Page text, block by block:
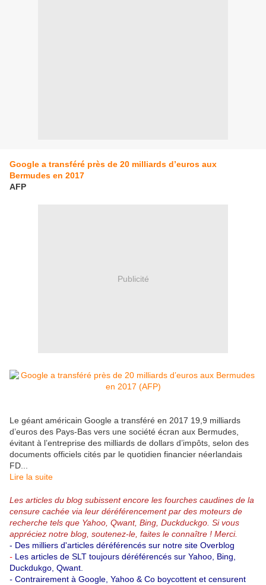
Google a transféré près de 20 milliards d’euros aux
Bermudes en 2017
AFP
Publicité
Le géant américain Google a transféré en 2017 19,9 milliards
d’euros des Pays-Bas vers une société écran aux Bermudes,
évitant à l’entreprise des milliards de dollars d’impôts, selon des
documents officiels cités par le quotidien financier néerlandais
FD...
Lire la suite
Les articles du blog subissent encore les fourches caudines de la
censure cachée via leur déréférencement par des moteurs de
recherche tels que Yahoo, Qwant, Bing, Duckduckgo. Si vous
appréciez notre blog, soutenez-le, faites le connaître ! Merci.
- Des milliers d'articles déréférencés sur notre site Overblog
- Les articles de SLT toujours déréférencés sur Yahoo, Bing,
Duckdukgo, Qwant.
- Contrairement à Google, Yahoo & Co boycottent et censurent